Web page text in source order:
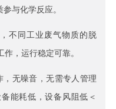
与化学反应。
不同工业废气物质的脱
，运行稳定可靠。
，无噪音，无需专人管理
能耗低，设备风阻低＜